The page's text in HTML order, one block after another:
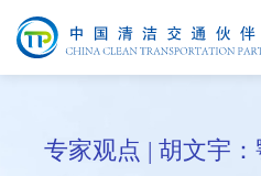
专家观点 | 胡文宇